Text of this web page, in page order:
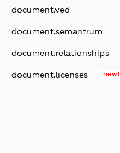
document.ved
document.semantrum
document.relationships
document.licenses new!